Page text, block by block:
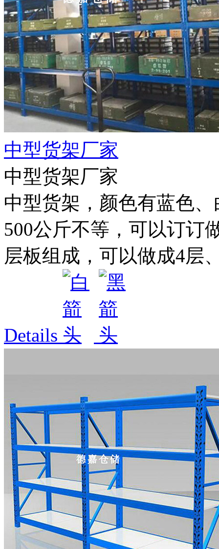
中型货架厂家
中型货架厂家
中型货架，颜色有蓝色
500公斤不等，可以订订
层板组成，可以做成4层
Details